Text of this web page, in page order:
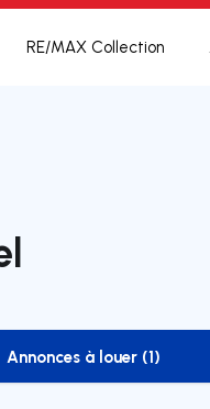
RE/MAX Collection
to-rent-listing
Annonces à louer (1)